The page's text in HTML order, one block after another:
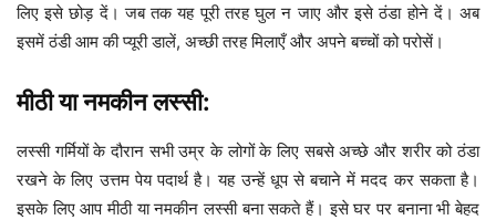
लिए इसे छोड़ दें। जब तक यह पूरी तरह घुल न जाए और इसे ठंडा होने दें। अब
इसमें ठंडी आम की प्यूरी डालें, अच्छी तरह मिलाएँ और अपने बच्चों को परोसें।
मीठी या नमकीन लस्सी:
लस्सी गर्मियों के दौरान सभी उम्र के लोगों के लिए सबसे अच्छे और शरीर को ठंडा
रखने के लिए उत्तम पेय पदार्थ है। यह उन्हें धूप से बचाने में मदद कर सकता है।
इसके लिए आप मीठी या नमकीन लस्सी बना सकते हैं। इसे घर पर बनाना भी बेहद